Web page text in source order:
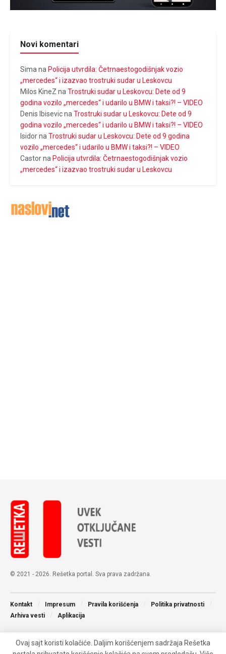
Novi komentari
Sima na Policija utvrdila: Četrnaestogodišnjak vozio
„mercedes“ i izazvao trostruki sudar u Leskovcu
Milos KineZ na Trostruki sudar u Leskovcu: Dete od 9
godina vozilo „mercedes“ i udarilo u BMW i taksi?! – VIDEO
Denis Ibisevicna Trostruki sudar u Leskovcu: Dete od 9
godina vozilo „mercedes“ i udarilo u BMW i taksi?! – VIDEO
Isidorna Trostruki sudar u Leskovcu: Dete od 9 godina
vozilo „mercedes“ i udarilo u BMW i taksi?! – VIDEO
Castorna Policija utvrdila: Četrnaestogodišnjak vozio
„mercedes“ i izazvao trostruki sudar u Leskovcu
© 2021 - 2026. Rešetka portal. Sva prava zadržana.
Kontakt Impresum Pravila korišćenja
Politika privatnosti
Arhiva vesti
Aplikacija
Ovaj sajt koristi kolačiće. Daljim korišćenjem sadržaja Rešetka